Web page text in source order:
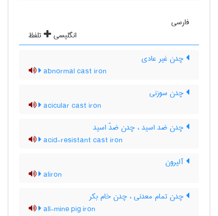
فارسی
انگلیسی
تلفظ
چدن غیر عادی
abnormal cast iron
چدن سوزنی
acicular cast iron
چدن ضد اسید ، چدن ضدّ اسید
acid-resistant cast iron
آلیرون
aliron
چدن تمام معدنی ، چدن خام بکر
all-mine pig iron